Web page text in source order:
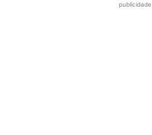
publicidade